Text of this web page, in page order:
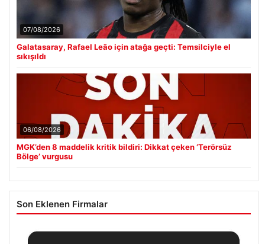
07/08/2026
Galatasaray, Rafael Leão için atağa geçti: Temsilciyle el
sıkışıldı
06/08/2026
MGK’den 8 maddelik kritik bildiri: Dikkat çeken ‘Terörsüz
Bölge’ vurgusu
Son Eklenen Firmalar